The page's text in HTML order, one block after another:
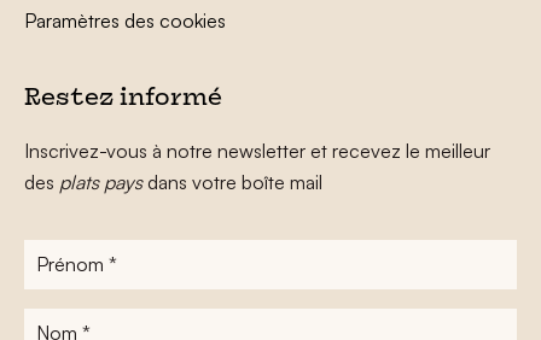
Paramètres des cookies
Restez informé
Inscrivez-vous à notre newsletter et recevez le meilleur
des plats paysdans votre boîte mail
Prénom
Nom